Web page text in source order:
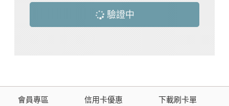
驗證中
會員專區 信用卡優惠 下載刷卡單